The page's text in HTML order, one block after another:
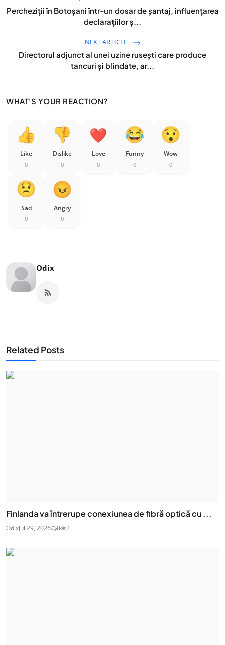
Percheziţii în Botoșani într-un dosar de şantaj, influenţarea
declaraţiilor ş...
NEXT ARTICLE
Directorul adjunct al unei uzine rusești care produce
tancuri şi blindate, ar...
WHAT'S YOUR REACTION?
Like
0
Dislike
0
Love
0
Funny
0
Wow
0
Sad
0
Angry
0
Odix
Related Posts
Finlanda va întrerupe conexiunea de fibră optică cu ...
OdixJul 29, 2026 0 2